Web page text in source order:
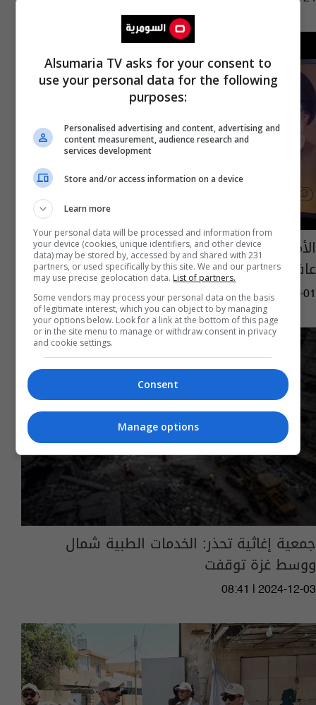
الأمين العام لحزب الله: المقاومة استعادت
عافيتها وستصبح أكثر قوة
06:40 | 2025-01-01
جمعية إغاثية تحذر: الخدمات الطبية شمال
ووسط غزة توقفت
08:41 | 2024-12-03
Alsumaria TV asks for your consent to
use your personal data for the following
purposes:
Personalised advertising and content, advertising and
content measurement, audience research and
services development
Store and/or access information on a device
Learn more
Your personal data will be processed and information from
your device (cookies, unique identifiers, and other device
data) may be stored by, accessed by and shared with 231
partners, or used specifically by this site. We and our partners
may use precise geolocation data. List of partners.
Some vendors may process your personal data on the basis
of legitimate interest, which you can object to by managing
your options below. Look for a link at the bottom of this page
or in the site menu to manage or withdraw consent in privacy
and cookie settings.
Consent
Manage options